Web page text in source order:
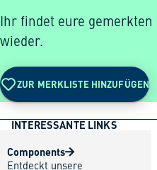
Ihr findet eure
wieder.
ZUR MERKLISTE HINZUFÜGEN
INTERESSANTE LINKS
Components
Entdeckt unsere